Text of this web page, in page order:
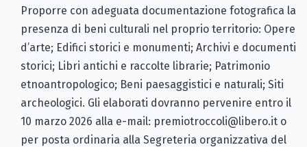
Proporre con adeguata documentazione fotografica la
presenza di beni culturali nel proprio territorio: Opere
d’arte; Edifici storici e monumenti; Archivi e documenti
storici; Libri antichi e raccolte librarie; Patrimonio
etnoantropologico; Beni paesaggistici e naturali; Siti
archeologici. Gli elaborati dovranno pervenire entro il
10 marzo 2026 alla e-mail: premiotroccoli@libero.it o
per posta ordinaria alla Segreteria organizzativa del